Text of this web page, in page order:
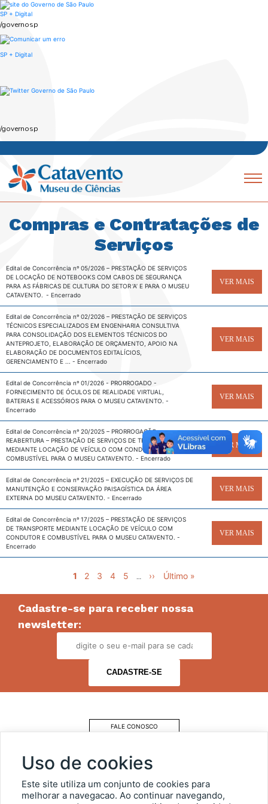
Skip
to
main
SP + Digital
/governosp
SP + Digital
/governosp
Navegação
principal
Mobile
Compras e Contratações de
Serviços
Edital de Concorrência nº 05/2026 – PRESTAÇÃO DE SERVIÇOS
DE LOCAÇÃO DE NOTEBOOKS COM CABOS DE SEGURANÇA
PARA AS FÁBRICAS DE CULTURA DO SETOR ‘A’ E PARA O MUSEU
CATAVENTO. - Encerrado
VER MAIS
Edital de Concorrência nº 02/2026 – PRESTAÇÃO DE SERVIÇOS
TÉCNICOS ESPECIALIZADOS EM ENGENHARIA CONSULTIVA
PARA CONSOLIDAÇÃO DOS ELEMENTOS TÉCNICOS DO
ANTEPROJETO, ELABORAÇÃO DE ORÇAMENTO, APOIO NA
ELABORAÇÃO DE DOCUMENTOS EDITALÍCIOS,
GERENCIAMENTO E ... - Encerrado
VER MAIS
Edital de Concorrência nº 01/2026 - PRORROGADO -
FORNECIMENTO DE ÓCULOS DE REALIDADE VIRTUAL,
BATERIAS E ACESSÓRIOS PARA O MUSEU CATAVENTO. -
Encerrado
VER MAIS
Edital de Concorrência nº 20/2025 – PRORROGAÇÃO -
REABERTURA – PRESTAÇÃO DE SERVIÇOS DE TRANSPORTE
MEDIANTE LOCAÇÃO DE VEÍCULO COM CONDUTOR E
COMBUSTÍVEL PARA O MUSEU CATAVENTO. - Encerrado
VER MAIS
Edital de Concorrência nº 21/2025 – EXECUÇÃO DE SERVIÇOS DE
MANUTENÇÃO E CONSERVAÇÃO PAISAGÍSTICA DA ÁREA
EXTERNA DO MUSEU CATAVENTO. - Encerrado
VER MAIS
Edital de Concorrência nº 17/2025 – PRESTAÇÃO DE SERVIÇOS
DE TRANSPORTE MEDIANTE LOCAÇÃO DE VEÍCULO COM
CONDUTOR E COMBUSTÍVEL PARA O MUSEU CATAVENTO. -
Encerrado
VER MAIS
Página
1 Página
2 Página
3 Página
4 Página
5 …
Next
››
Last
Último »
Cadastre-se para receber nossa
newsletter:
FALE CONOSCO
ESTACIONAMENTO
Uso de cookies
Este site utiliza um conjunto de cookies para
melhorar a navegacao. Ao continuar navegando,